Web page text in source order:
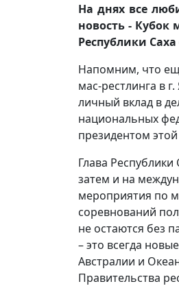
На днях все
новость - Кубок
Республики
Напомним, что
мас-рестлинга в
личный вклад в
национальных
президентом
Глава
затем и на
мероприятия по
соревнований
не остаются без
– это всегда
Австралии и
Правительства